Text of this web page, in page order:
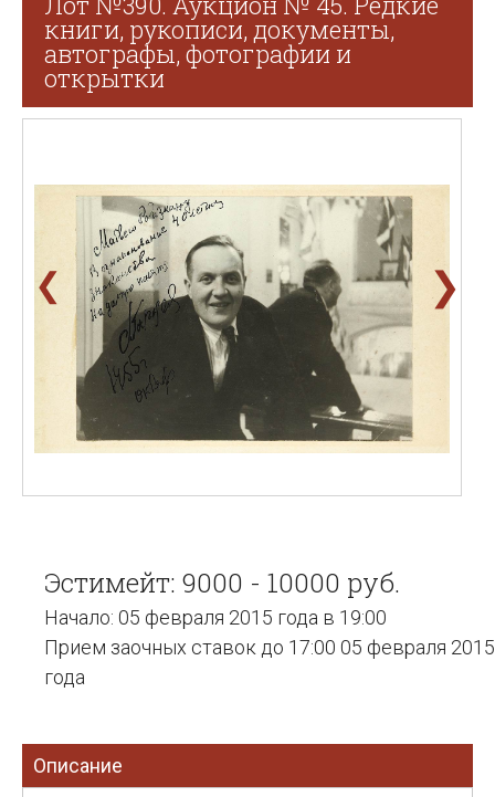
книги, рукописи, документы,
автографы, фотографии и
открытки
❮ ❯
Эстимейт: 9000 - 10000 руб.
Начало: 05 февраля 2015 года в 19:00
Прием заочных ставок до 17:00 05 февраля 2015
года
Описание